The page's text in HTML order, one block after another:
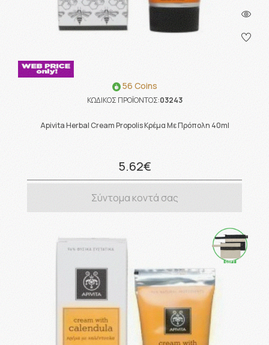
56 Coins
ΚΩΔΙΚΟΣ ΠΡΟΪΟΝΤΟΣ:03243
Apivita Herbal Cream Propolis Κρέμα Με Πρόπολη 40ml
5.62€
Σύντομα κοντά σας